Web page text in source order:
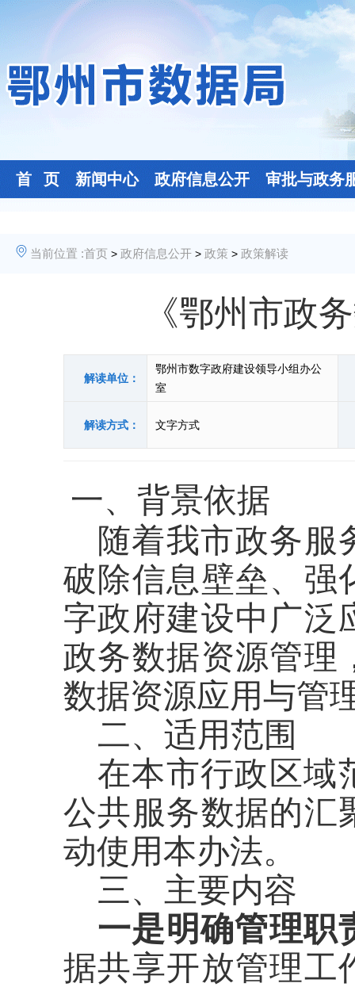
首 页 新闻中心 政府信息公开 审批与政务
当前位置 :首页 > 政府信息公开 > 政策 > 政策解读
《鄂州市政
解读单位：
鄂州市数字政府建设领导小组办公
室
解读方式： 文字方式
一、背景依据
随着我市政务服
破除信息壁垒、强
字政府建设中广泛
政务数据资源管理
数据资源应用与管
二、适用范围
在本市行政区域
公共服务数据的汇
动使用本办法。
三、主要内容
一是明确管理职
据共享开放管理工